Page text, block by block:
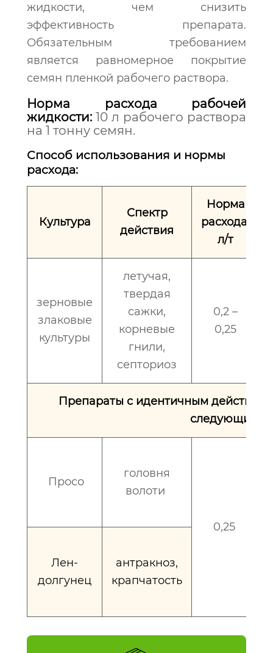
жидкости, чем снизить
эффективность препарата.
Обязательным требованием
является равномерное покрытие
семян пленкой рабочего раствора.
Норма расхода рабочей
жидкости: 10 л рабочего раствора
на 1 тонну семян.
Способ использования и нормы
расхода:
Культура
Спектр
действия
Норма
расхода,
л/т
зерновые
злаковые
культуры
летучая,
твердая
сажки,
корневые
гнили,
септориоз
0,2 –
0,25
Препараты с идентичным
следующих
Просо
головня
волоти
0,25
Лен-
долгунец
антракноз,
крапчатость